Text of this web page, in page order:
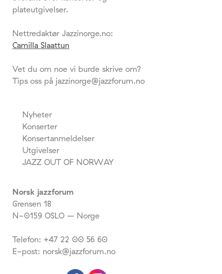
plateutgivelser.
Nettredaktør Jazzinorge.no:
Camilla Slaattun
Vet du om noe vi burde skrive om?
Tips oss på jazzinorge@jazzforum.no
Nyheter
Konserter
Konsertanmeldelser
Utgivelser
JAZZ OUT OF NORWAY
Norsk jazzforum
Grensen 18
N-0159 OSLO – Norge
Telefon: +47 22 00 56 60
E-post: norsk@jazzforum.no